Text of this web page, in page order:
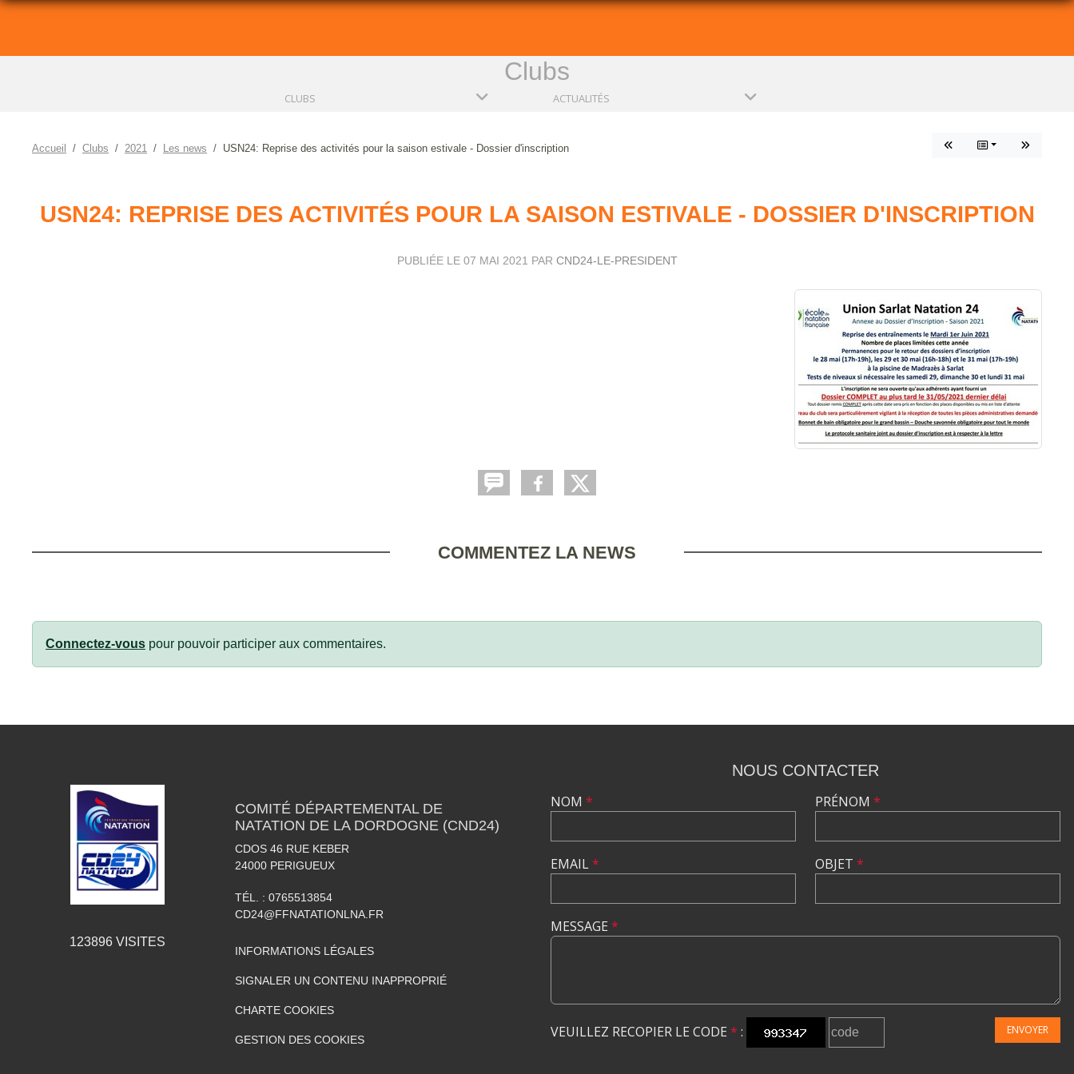
Clubs
CLUBS ACTUALITÉS
Accueil Clubs 2021 Les news USN24: Reprise des activités pour la saison estivale - Dossier d'inscription
USN24: REPRISE DES ACTIVITÉS POUR LA SAISON ESTIVALE - DOSSIER D'INSCRIPTION
PUBLIÉE LE 07 MAI 2021 PAR CND24-LE-PRESIDENT
COMMENTEZ LA NEWS
Connectez-vous pour pouvoir participer aux commentaires.
123896 VISITES
COMITÉ DÉPARTEMENTAL DE
NATATION DE LA DORDOGNE (CND24)
CDOS 46 RUE KEBER
24000 PERIGUEUX
TÉL. : 0765513854
CD24@FFNATATIONLNA.FR
INFORMATIONS LÉGALES
SIGNALER UN CONTENU INAPPROPRIÉ
CHARTE COOKIES
GESTION DES COOKIES
NOUS CONTACTER
NOM *
EMAIL*
PRÉNOM *
OBJET *
MESSAGE *
VEUILLEZ RECOPIER LE CODE * : ENVOYER